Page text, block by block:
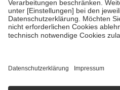
GKV getragen werden
• empfohlenen Schutzimpfungen
• Harn- und Blutteststreifen
getroffen, um sicherzustellen, dass
https://help.etrusted.com/hc/de/